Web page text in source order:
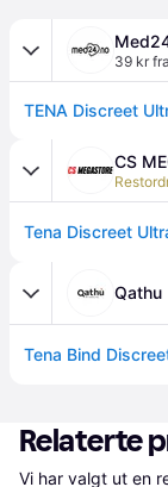
39 kr
TENA Discreet
CS
Qathu
Relaterte